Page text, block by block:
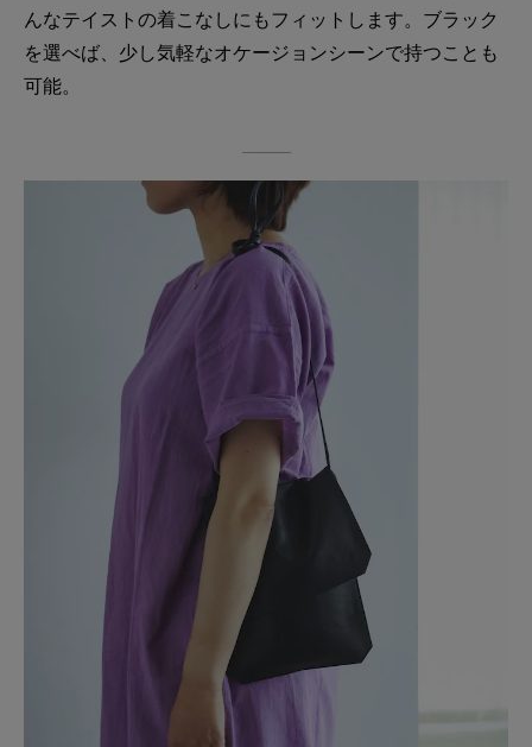
んなテイストの着こなしにもフィットします。ブラック
を選べば、少し気軽なオケージョンシーンで持つことも
可能。